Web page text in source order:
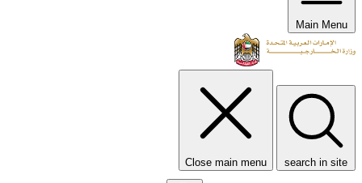
Main Menu
search in site
Close main menu